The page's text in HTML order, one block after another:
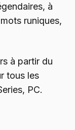
à
runiques,
à partir du
tous les
PC.